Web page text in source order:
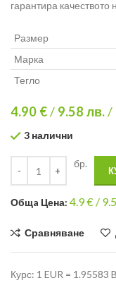
гарантира качеството
Размер
Марка
Тегло
4.90 €/ 9.58 лв./
3 налични
бр.
Общa Цена: 4.9€ /
Сравняване
Курс: 1 EUR = 1.95583